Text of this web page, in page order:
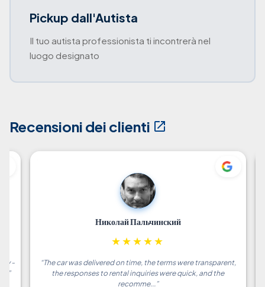
Pickup dall'Autista
Il tuo autista professionista ti incontrerà nel
luogo designato
Recensioni dei clienti
Alain Favre
★★★★★
Excellent drive from the airport to Hammamet Yasmine!! Top-
notch driver! Thank you!”